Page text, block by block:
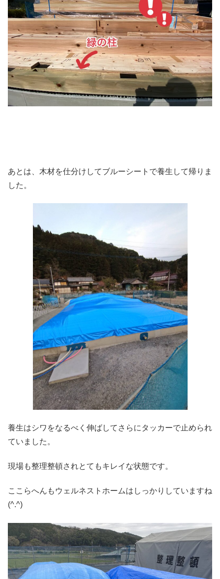
あとは、木材を仕分けしてブルーシートで養生して帰りま
した。
養生はシワをなるべく伸ばしてさらにタッカーで止められ
ていました。
現場も整理整頓されとてもキレイな状態です。
ここらへんもウェルネストホームはしっかりしていますね
(^.^)